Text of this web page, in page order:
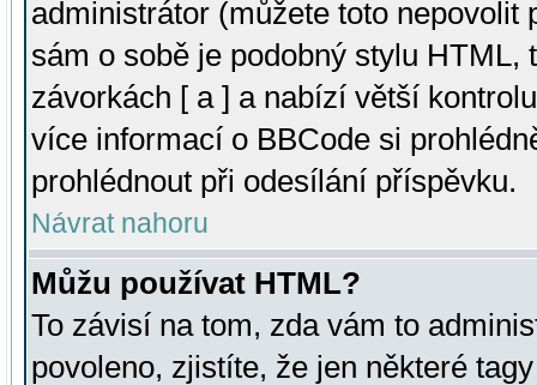
administrátor (můžete toto
sám o sobě je podobný stylu HTML,
závorkách [ a ] a nabízí větší
více informací o BBCode si
prohlédnout při odesílání příspěvku.
Návrat nahoru
Můžu používat HTML?
To závisí na tom, zda vám to
povoleno, zjistíte, že jen některé